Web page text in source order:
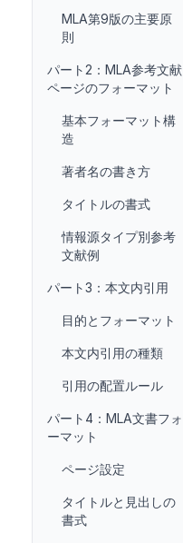
MLA第9版の主要原
則
パート2：MLA参考文献
ページのフォーマット
基本フォーマット構
造
著者名の書き方
タイトルの書式
情報源タイプ別参考
文献例
パート3：本文内引用
目的とフォーマット
本文内引用の種類
引用の配置ルール
パート4：MLA文書フォ
ーマット
ページ設定
タイトルと見出しの
書式